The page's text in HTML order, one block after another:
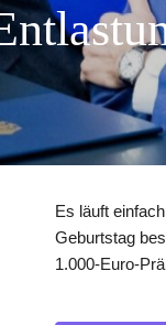
Es läuft
Geburtstag
1.000-Euro-